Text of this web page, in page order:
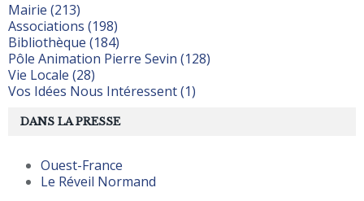
Mairie (213)
Associations (198)
Bibliothèque (184)
Pôle Animation Pierre Sevin (128)
Vie Locale (28)
Vos Idées Nous Intéressent (1)
DANS LA PRESSE
Ouest-France
Le Réveil Normand